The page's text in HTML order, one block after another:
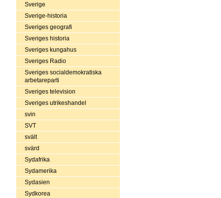
Sverige
Sverige-historia
Sveriges geografi
Sveriges historia
Sveriges kungahus
Sveriges Radio
Sveriges socialdemokratiska
arbetareparti
Sveriges television
Sveriges utrikeshandel
svin
SVT
svält
svärd
Sydafrika
Sydamerika
Sydasien
Sydkorea